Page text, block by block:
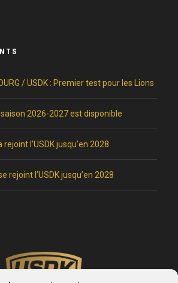
/ USDK : Premier test pour les Lions
saison 2026-2027 est disponible
l’USDK jusqu’en 2028
rejoint l’USDK jusqu’en 2028